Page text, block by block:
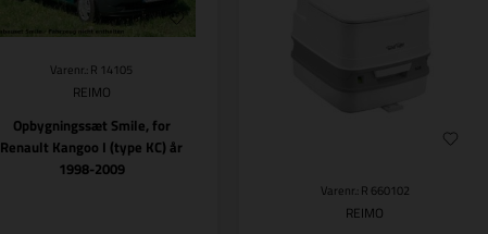
Varenr.: R 14105
REIMO
Opbygningssæt Smile, for
Renault Kangoo I (type KC) år
1998-2009
Varenr.: R 660102
REIMO